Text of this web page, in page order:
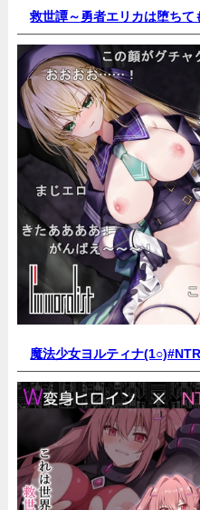
救世譚～勇者エリカは堕ちて
魔法少女ヨルティナ